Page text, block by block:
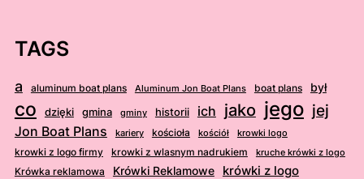
TAGS
a aluminum boat plans Aluminum Jon Boat Plans boat plans był
co dzięki gmina gminy historii ich jako jego jej
Jon Boat Plans kariery kościoła kościół krowki logo
krowki z logo firmy krowki z wlasnym nadrukiem kruche krówki z logo
Krówka reklamowa Krówki Reklamowe krówki z logo